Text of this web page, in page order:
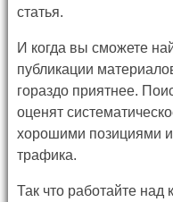
статья.
И когда вы сможете
публикации
гораздо приятнее.
оценят
хорошими позициями и
трафика.
Так что работайте над